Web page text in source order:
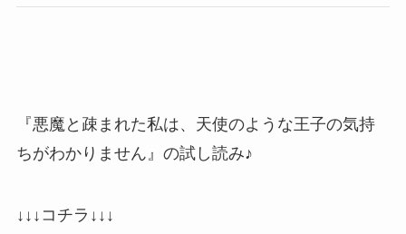
『悪魔と疎まれた私は、天使のような王子の気持
ちがわかりません』の試し読み♪
↓↓↓コチラ↓↓↓